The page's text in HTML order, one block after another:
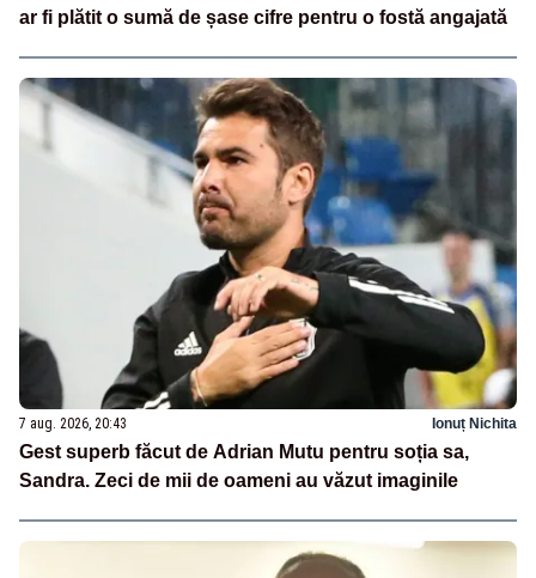
ar fi plătit o sumă de șase cifre pentru o fostă angajată
7 aug. 2026, 20:43 Ionuț Nichita
Gest superb făcut de Adrian Mutu pentru soția sa,
Sandra. Zeci de mii de oameni au văzut imaginile